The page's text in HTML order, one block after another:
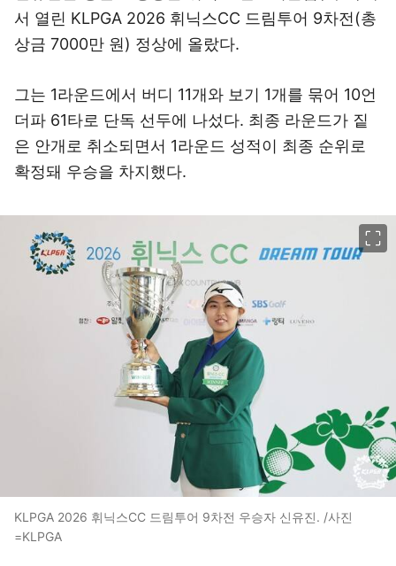
서 열린 KLPGA 2026 휘닉스CC 드림투어 9차전(총
상금 7000만 원) 정상에 올랐다.
그는 1라운드에서 버디 11개와 보기 1개를 묶어 10언
더파 61타로 단독 선두에 나섰다. 최종 라운드가 짙
은 안개로 취소되면서 1라운드 성적이 최종 순위로
확정돼 우승을 차지했다.
KLPGA 2026 휘닉스CC 드림투어 9차전 우승자 신유진. /사진
=KLPGA